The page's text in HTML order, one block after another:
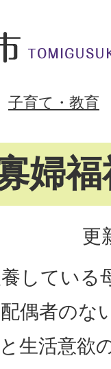
子育て・教育
婦
更
している
偶者のな
生活意欲